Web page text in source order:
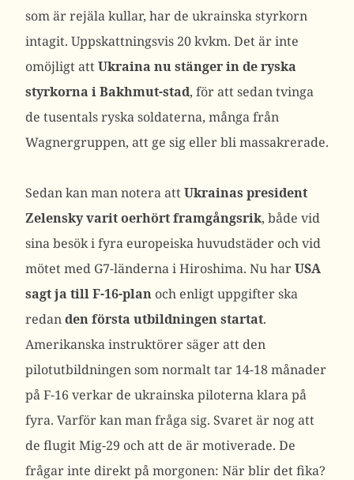
som är rejäla kullar, har de ukrainska styrkorn
intagit. Uppskattningsvis 20 kvkm. Det är inte
omöjligt attUkraina nu stänger in de ryska
styrkorna i Bakhmut-stad, för att sedan tvinga
de tusentals ryska soldaterna, många från
Wagnergruppen, att ge sig eller bli massakrerade.
Sedan kan man notera attUkrainas president
Zelensky varit oerhört framgångsrik, både vid
sina besök i fyra europeiska huvudstäder och vid
mötet med G7-länderna i Hiroshima. Nu harUSA
sagt ja till F-16-plan och enligt uppgifter ska
redanden första utbildningen startat.
Amerikanska instruktörer säger att den
pilotutbildningen som normalt tar 14-18 månader
på F-16 verkar de ukrainska piloterna klara på
fyra. Varför kan man fråga sig. Svaret är nog att
de flugit Mig-29 och att de är motiverade. De
frågar inte direkt på morgonen: När blir det fika?